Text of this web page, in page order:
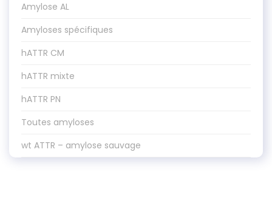
Amylose AL
Amyloses spécifiques
hATTR CM
hATTR mixte
hATTR PN
Toutes amyloses
wt ATTR – amylose sauvage